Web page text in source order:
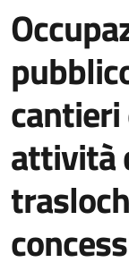
attività